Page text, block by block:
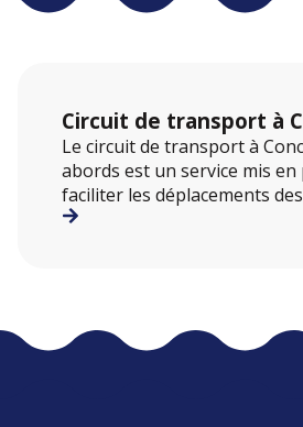
Circuit de transport à
Le circuit de transport à
abords est un service mis
faciliter les déplacements